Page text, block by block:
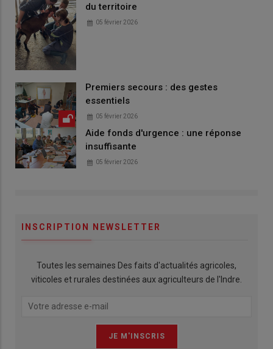
du territoire
05 février 2026
Premiers secours : des gestes
essentiels
05 février 2026
Aide fonds d'urgence : une réponse
insuffisante
05 février 2026
INSCRIPTION NEWSLETTER
Toutes les semaines Des faits d'actualités agricoles,
viticoles et rurales destinées aux agriculteurs de l'Indre.